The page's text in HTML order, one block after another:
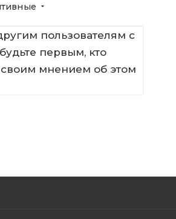
пользователям с
первым, кто
своим мнением об этом